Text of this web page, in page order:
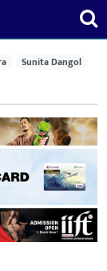
Sunita Dangol